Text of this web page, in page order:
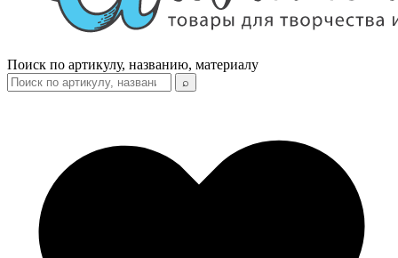
Поиск по артикулу, названию, материалу
⌕